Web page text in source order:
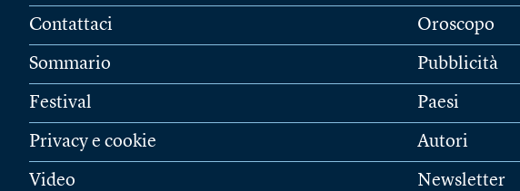
Contattaci
Sommario
Festival
Privacy e cookie
Video
Oroscopo
Pubblicità
Paesi
Autori
Newsletter